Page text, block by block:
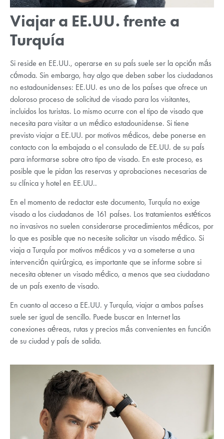
Viajar a EE.UU. frente a
Turquía
Si reside en EE.UU., operarse en su país suele ser la opción más
cómoda. Sin embargo, hay algo que deben saber los ciudadanos
no estadounidenses: EE.UU. es uno de los países que ofrece un
doloroso proceso de solicitud de visado para los visitantes,
incluidos los turistas. Lo mismo ocurre con el tipo de visado que
necesita para visitar a un médico estadounidense. Si tiene
previsto viajar a EE.UU. por motivos médicos, debe ponerse en
contacto con la embajada o el consulado de EE.UU. de su país
para informarse sobre otro tipo de visado. En este proceso, es
posible que le pidan las reservas y aprobaciones necesarias de
su clínica y hotel en EE.UU..
En el momento de redactar este documento, Turquía no exige
visado a los ciudadanos de 161 países. Los tratamientos estéticos
no invasivos no suelen considerarse procedimientos médicos, por
lo que es posible que no necesite solicitar un visado médico. Si
viaja a Turquía por motivos médicos y va a someterse a una
intervención quirúrgica, es importante que se informe sobre si
necesita obtener un visado médico, a menos que sea ciudadano
de un país exento de visado.
En cuanto al acceso a EE.UU. y Turquía, viajar a ambos países
suele ser igual de sencillo. Puede buscar en Internet las
conexiones aéreas, rutas y precios más convenientes en función
de su ciudad y país de salida.